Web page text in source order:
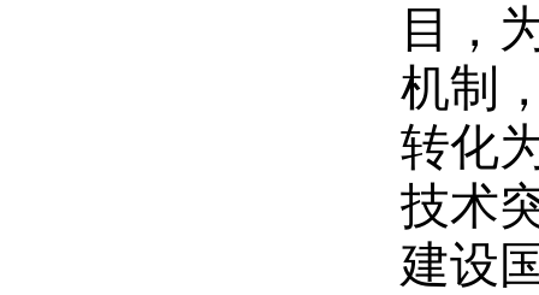
目，
机制
转化
技术
建设